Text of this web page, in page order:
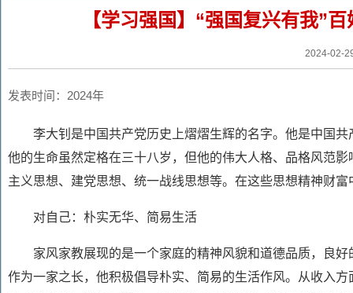
【学习强国】“强国复兴有我”
2024-02-
发表时间： 2024年
李大钊是中国共产党历史上熠熠生辉的名字。他是中国
他的生命虽然定格在三十八岁，但他的伟大人格、品格风范
主义思想、建党思想、统一战线思想等。在这些思想精神财
对自己：朴实无华、简易生活
家风家教展现的是一个家庭的精神风貌和道德品质，良好
作为一家之长，他积极倡导朴实、简易的生活作风。从收入